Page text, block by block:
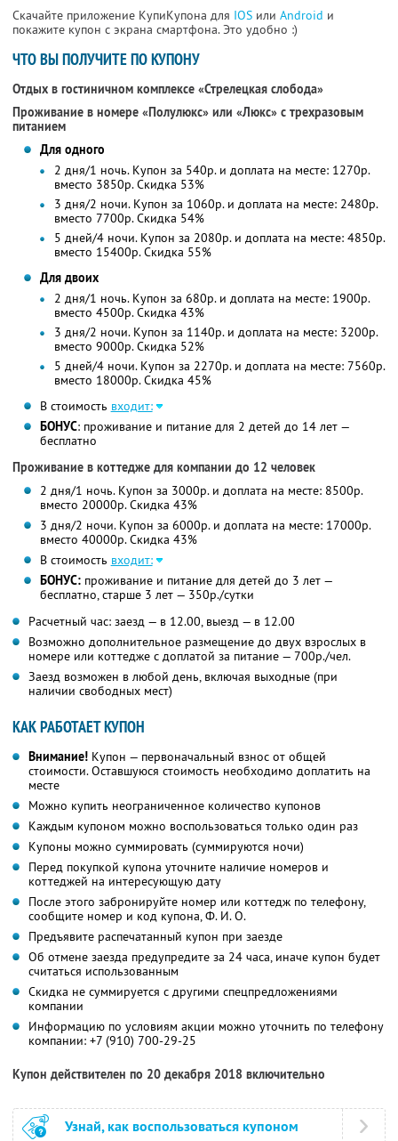
Скачайте приложение КупиКупона для IOS или Android и
покажите купон с экрана смартфона. Это удобно :)
ЧТО ВЫ ПОЛУЧИТЕ ПО КУПОНУ
Отдых в гостиничном комплексе «Стрелецкая слобода»
Проживание в номере «Полулюкс» или «Люкс» с трехразовым
питанием
Для одного
2 дня/1 ночь. Купон за 540р. и доплата на месте: 1270р.
вместо 3850р.Скидка 53%
3 дня/2 ночи. Купон за 1060р. и доплата на месте: 2480р.
вместо 7700р.Скидка 54%
5 дней/4 ночи. Купон за 2080р. и доплата на месте: 4850р.
вместо 15400р.Скидка 55%
Для двоих
2 дня/1 ночь. Купон за 680р. и доплата на месте: 1900р.
вместо 4500р.Скидка 43%
3 дня/2 ночи. Купон за 1140р. и доплата на месте: 3200р.
вместо 9000р.Скидка 52%
5 дней/4 ночи. Купон за 2270р. и доплата на месте: 7560р.
вместо 18000р.Скидка 45%
В стоимость входит:
БОНУС: проживание и питание для 2 детей до 14 лет —
бесплатно
Проживание в коттедже для компании до 12 человек
2 дня/1 ночь. Купон за 3000р. и доплата на месте: 8500р.
вместо 20000р.Скидка 43%
3 дня/2 ночи. Купон за 6000р. и доплата на месте: 17000р.
вместо 40000р.Скидка 43%
В стоимость входит:
БОНУС: проживание и питание для детей до 3 лет —
бесплатно, старше 3 лет — 350р./сутки
Расчетный час: заезд — в 12.00, выезд — в 12.00
Возможно дополнительное размещение до двух взрослых в
номере или коттедже с доплатой за питание — 700р./чел.
Заезд возможен в любой день, включая выходные (при
наличии свободных мест)
КАК РАБОТАЕТ КУПОН
Внимание! Купон — первоначальный взнос от общей
стоимости. Оставшуюся стоимость необходимо доплатить на
месте
Можно купить неограниченное количество купонов
Каждым купоном можно воспользоваться только один раз
Купоны можно суммировать (суммируются ночи)
Перед покупкой купона уточните наличие номеров и
коттеджей на интересующую дату
После этого забронируйте номер или коттедж по телефону,
сообщите номер и код купона,Ф. И. О.
Предъявите распечатанный купон при заезде
Об отмене заезда предупредите за 24 часа, иначе купон будет
считаться использованным
Скидка не суммируется с другими спецпредложениями
компании
Информацию по условиям акции можно уточнить по телефону
компании: +7 (910) 700-29-25
Купон действителен по 20 декабря 2018 включительно
Узнай, как воспользоваться купоном